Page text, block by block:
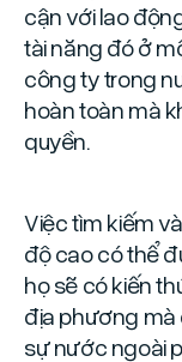
cận với lao
tài năng đó ở
công ty trong
hoàn toàn mà
quyền.
Việc tìm kiếm
độ cao có thể
họ sẽ có kiến
địa phương mà
sự nước ngoài